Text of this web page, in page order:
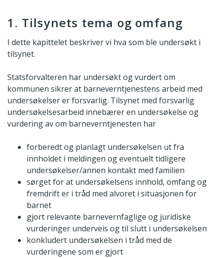
1. Tilsynets tema og omfang
I dette kapittelet beskriver vi hva som ble undersøkt i
tilsynet.
Statsforvalteren har undersøkt og vurdert om
kommunen sikrer at barneverntjenestens arbeid med
undersøkelser er forsvarlig. Tilsynet med forsvarlig
undersøkelsesarbeid innebærer en undersøkelse og
vurdering av om barneverntjenesten har
forberedt og planlagt undersøkelsen ut fra
innholdet i meldingen og eventuelt tidligere
undersøkelser/annen kontakt med familien
sørget for at undersøkelsens innhold, omfang og
fremdrift er i tråd med alvoret i situasjonen for
barnet
gjort relevante barnevernfaglige og juridiske
vurderinger underveis og til slutt i undersøkelsen
konkludert undersøkelsen i tråd med de
vurderingene som er gjort